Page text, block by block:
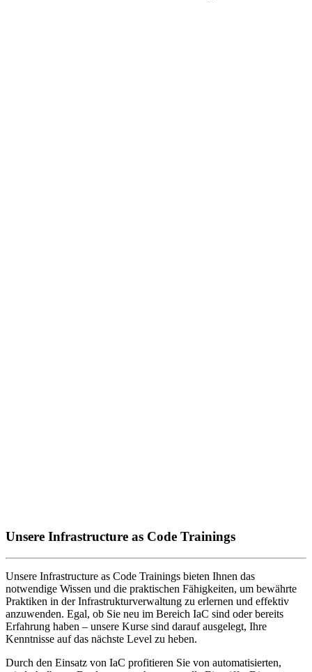
Unsere Infrastructure as Code Trainings
Unsere Infrastructure as Code Trainings bieten Ihnen das
notwendige Wissen und die praktischen Fähigkeiten, um bewährte
Praktiken in der Infrastrukturverwaltung zu erlernen und effektiv
anzuwenden. Egal, ob Sie neu im Bereich IaC sind oder bereits
Erfahrung haben – unsere Kurse sind darauf ausgelegt, Ihre
Kenntnisse auf das nächste Level zu heben.
Durch den Einsatz von IaC profitieren Sie von automatisierten,